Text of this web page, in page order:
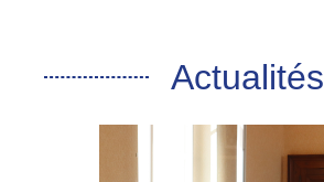
Actualités